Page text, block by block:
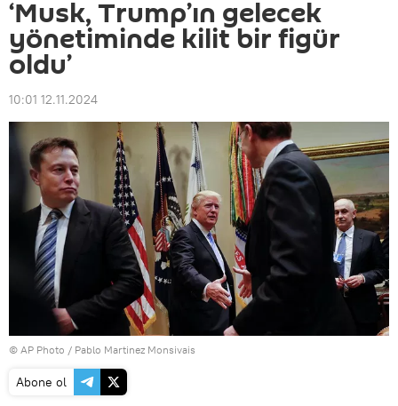
‘Musk, Trump’ın gelecek
yönetiminde kilit bir figür
oldu’
10:01 12.11.2024
© AP Photo / Pablo Martinez Monsivais
Abone ol